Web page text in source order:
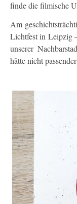
finde die filmische
Am
Lichtfest in Leipzig
unserer
hätte nicht